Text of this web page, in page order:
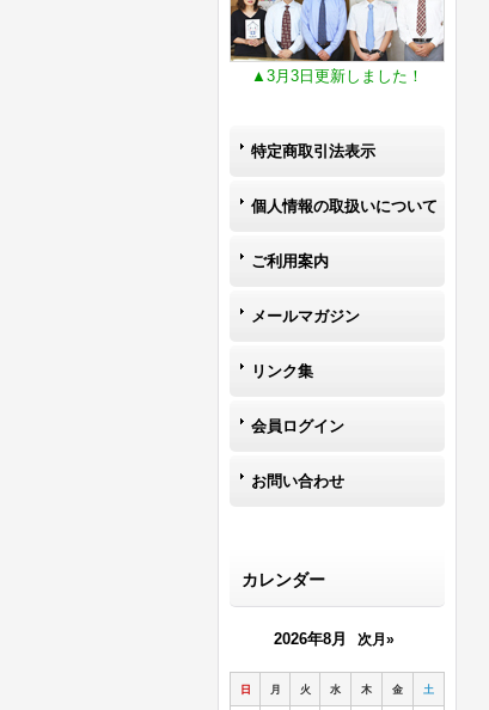
▲3月3日更新しました！
特定商取引法表示
個人情報の取扱いについて
ご利用案内
メールマガジン
リンク集
会員ログイン
お問い合わせ
カレンダー
2026年8月 次月»
日 月 火 水 木 金 土